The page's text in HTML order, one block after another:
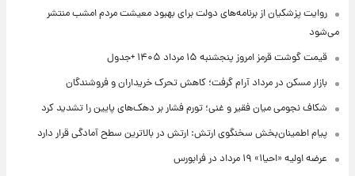
روایت پزشکیان از برنامه‌های دولت برای بهبود معیشت مردم امشب منتشر
می‌شود
قیمت گوشت قرمز امروز پنجشنبه ۱۵ مرداد ۱۴۰۵ +جدول
بازار مسکن در مرداد آرام گرفت؛ کاهش تحرک خریداران و فروشندگان
شکاف نجومی میان فقیر و غنی؛ تورم فشار بر دهک‌های پایین را تشدید کرد
پیام اطمینان‌بخش سخنگوی ارتش: ارتش در بالاترین سطح آمادگی قرار دارد
عرضه اولیه «احیا۱» ۱۹ مرداد در فرابورس